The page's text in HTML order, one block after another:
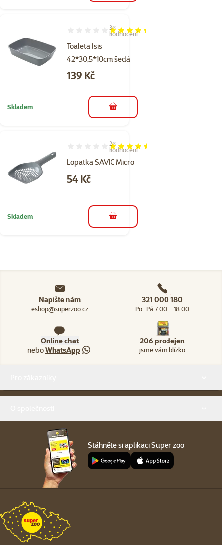
Toaleta Isis
42*30,5*10cm šedá
Hodnocení 87%, počet hodnocení: 3
3×
hodnocení
Cena
139 Kč
Skladem do košíku
Lopatka SAVIC Micro
Hodnocení 90%, počet hodnocení: 2
2×
hodnocení
Cena
54 Kč
Skladem do košíku
Napište nám
eshop@superzoo.cz
321 000 180
Po–Pá 7:00 – 18:00
Online chat
neboWhatsApp
206 prodejen
jsme vám blízko
Stáhněte si aplikaci Super zoo